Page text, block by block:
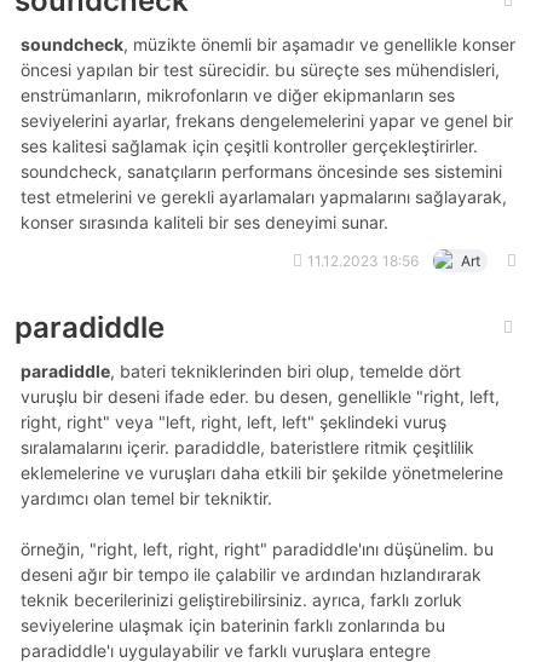
soundcheck, müzikte önemli bir aşamadır ve genellikle konser
öncesi yapılan bir test sürecidir. bu süreçte ses mühendisleri,
enstrümanların, mikrofonların ve diğer ekipmanların ses
seviyelerini ayarlar, frekans dengelemelerini yapar ve genel bir
ses kalitesi sağlamak için çeşitli kontroller gerçekleştirirler.
soundcheck, sanatçıların performans öncesinde ses sistemini
test etmelerini ve gerekli ayarlamaları yapmalarını sağlayarak,
konser sırasında kaliteli bir ses deneyimi sunar.
11.12.2023 18:56 Art
paradiddle
paradiddle, bateri tekniklerinden biri olup, temelde dört
vuruşlu bir deseni ifade eder. bu desen, genellikle "right, left,
right, right" veya "left, right, left, left" şeklindeki vuruş
sıralamalarını içerir. paradiddle, bateristlere ritmik çeşitlilik
eklemelerine ve vuruşları daha etkili bir şekilde yönetmelerine
yardımcı olan temel bir tekniktir.
örneğin, "right, left, right, right" paradiddle'ını düşünelim. bu
deseni ağır bir tempo ile çalabilir ve ardından hızlandırarak
teknik becerilerinizi geliştirebilirsiniz. ayrıca, farklı zorluk
seviyelerine ulaşmak için baterinin farklı zonlarında bu
paradiddle'ı uygulayabilir ve farklı vuruşlara entegre